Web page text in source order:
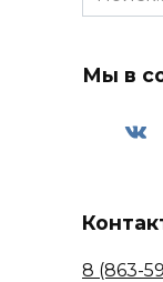
for:
Мы в
8 (863-